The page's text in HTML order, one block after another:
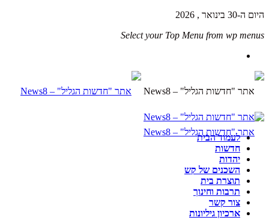
היום ה-30 בינואר , 2026
Select your Top Menu from wp menus
לעמוד הבית
חדשות
יהדות
השכנים של קש
תוצרת בית
תרבות וחינוך
צור קשר
ארכיון גיליונות